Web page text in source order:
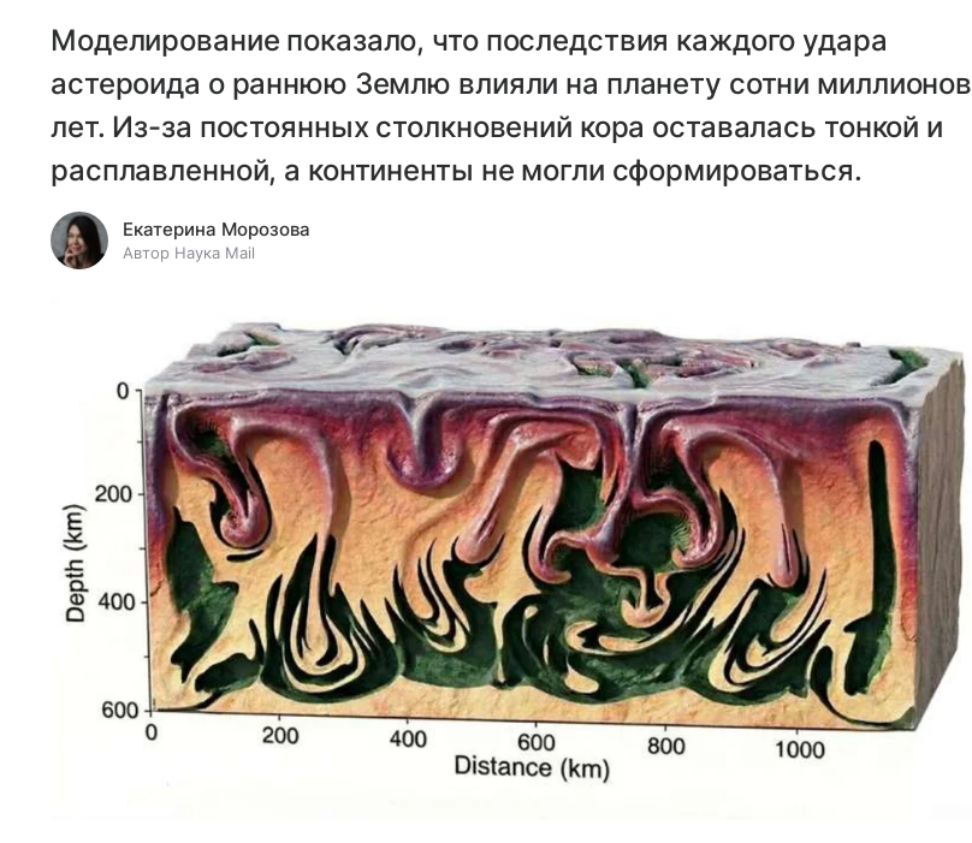
Моделирование показало, что последствия каждого удара
астероида о раннюю Землю влияли на планету сотни миллионов
лет. Из-за постоянных столкновений кора оставалась тонкой и
расплавленной, а континенты не могли сформироваться.
Екатерина Морозова
Автор Наука Mail